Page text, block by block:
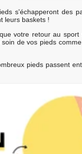
s'échapperont des
leurs baskets !
votre retour au
de vos pieds
pieds passent